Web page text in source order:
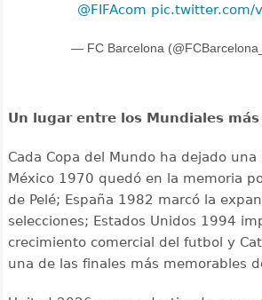
@FIFAcom pic.twitter.com/
— FC Barcelona
Un lugar entre los Mundiales
Cada Copa del Mundo ha dejado
México 1970 quedó en la memoria
de Pelé; España 1982 marcó la
selecciones; Estados Unidos 1994
crecimiento comercial del futbol y
una de las finales más memorables